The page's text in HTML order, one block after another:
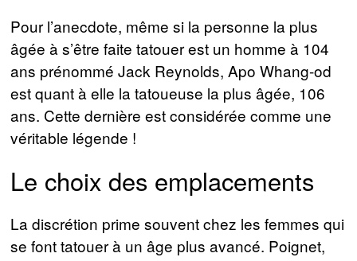
Pour l’anecdote, même si la personne la plus
âgée à s’être faite tatouer est un homme à 104
ans prénommé Jack Reynolds, Apo Whang-od
est quant à elle la tatoueuse la plus âgée, 106
ans. Cette dernière est considérée comme une
véritable légende !
Le choix des emplacements
La discrétion prime souvent chez les femmes qui
se font tatouer à un âge plus avancé. Poignet,